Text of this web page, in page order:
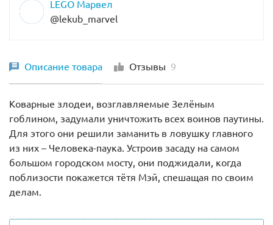
LEGO Марвел
@lekub_marvel
Описание товара Отзывы 9
Коварные злодеи, возглавляемые Зелёным
гоблином, задумали уничтожить всех воинов паутины.
Для этого они решили заманить в ловушку главного
из них – Человека-паука. Устроив засаду на самом
большом городском мосту, они поджидали, когда
поблизости покажется тётя Мэй, спешащая по своим
делам.
Как только она дошла до середины моста, злодеи